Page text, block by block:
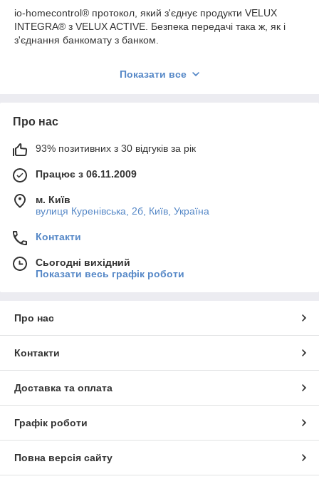
io-homecontrol® протокол, який з'єднує продукти VELUX
INTEGRA® з VELUX ACTIVE. Безпека передачі така ж, як і
з'єднання банкомату з банком.
Показати все
Про нас
93% позитивних з 30 відгуків за рік
Працює з 06.11.2009
м. Київ
вулиця Куренівська, 2б, Київ, Україна
Контакти
Сьогодні вихідний
Показати весь графік роботи
Про нас
Контакти
Доставка та оплата
Графік роботи
Повна версія сайту